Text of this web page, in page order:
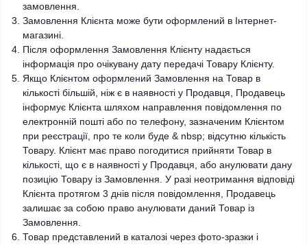
замовлення.
Замовлення Клієнта може бути оформлений в Інтернет-
магазині.
Після оформлення Замовлення Клієнту надається
інформація про очікувану дату передачі Товару Клієнту.
Якщо Клієнтом оформлений Замовлення на Товар в
кількості більшій, ніж є в наявності у Продавця, Продавець
інформує Клієнта шляхом направлення повідомлення по
електронній пошті або по телефону, зазначеним Клієнтом
при реєстрації, про те коли буде & nbsp; відсутню кількість
Товару. Клієнт має право погодитися прийняти Товар в
кількості, що є в наявності у Продавця, або анулювати дану
позицію Товару із Замовлення. У разі неотримання відповіді
Клієнта протягом 3 днів після повідомлення, Продавець
залишає за собою право анулювати даний Товар із
Замовлення.
Товар представлений в каталозі через фото-зразки і